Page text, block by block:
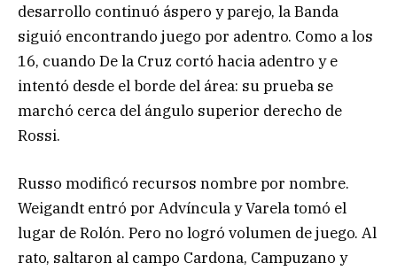
desarrollo continuó áspero y parejo, la Banda
siguió encontrando juego por adentro. Como a los
16, cuando De la Cruz cortó hacia adentro y e
intentó desde el borde del área: su prueba se
marchó cerca del ángulo superior derecho de
Rossi.
Russo modificó recursos nombre por nombre.
Weigandt entró por Advíncula y Varela tomó el
lugar de Rolón. Pero no logró volumen de juego. Al
rato, saltaron al campo Cardona, Campuzano y